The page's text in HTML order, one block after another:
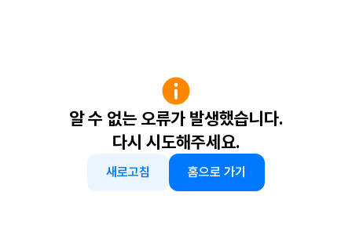
알 수 없는 오류가 발생했습니다.
다시 시도해주세요.
새로고침 홈으로 가기